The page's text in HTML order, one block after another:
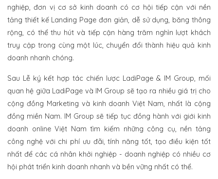
nghiệp, đơn vị cơ sở kinh doanh có cơ hội tiếp cận với nền
tảng thiết kế Landing Page đơn giản, dễ sử dụng, băng thông
rộng, có thể thu hút và tiếp cận hàng trăm nghìn lượt khách
truy cập trong cùng một lúc, chuyển đổi thành hiệu quả kinh
doanh nhanh chóng.
Sau Lễ ký kết hợp tác chiến lược LadiPage & IM Group, mối
quan hệ giữa LadiPage và IM Group sẽ tạo ra nhiều giá trị cho
cộng đồng Marketing và kinh doanh Việt Nam, nhất là cộng
đồng miền Nam. IM Group sẽ tiếp tục đồng hành với giới kinh
doanh online Việt Nam tìm kiếm những công cụ, nền tảng
công nghệ với chi phí ưu đãi, tính năng tốt, tạo điều kiện tốt
nhất để các cá nhân khởi nghiệp - doanh nghiệp có nhiều cơ
hội phát triển kinh doanh nhanh và bền vững nhất có thể.